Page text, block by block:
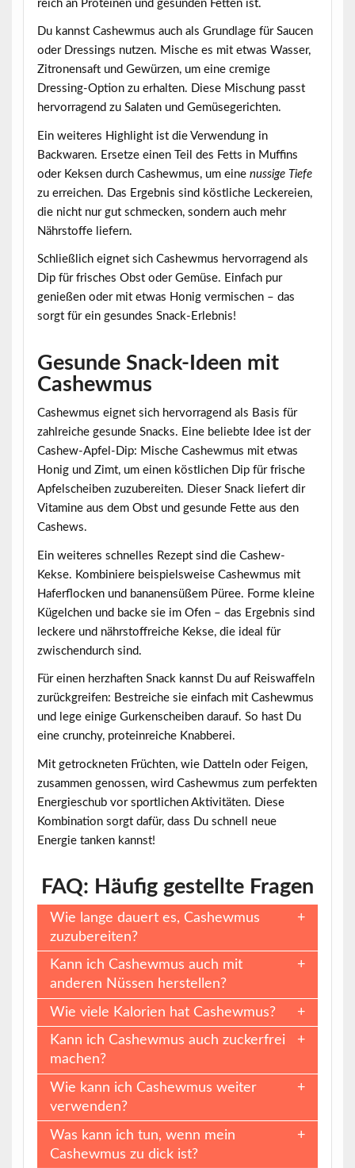
reich an Proteinen und gesunden Fetten ist.
Du kannst Cashewmus auch als Grundlage für Saucen
oder Dressings nutzen. Mische es mit etwas Wasser,
Zitronensaft und Gewürzen, um eine cremige
Dressing-Optionzu erhalten. Diese Mischung passt
hervorragend zu Salaten und Gemüsegerichten.
Ein weiteres Highlight ist die Verwendung in
Backwaren. Ersetze einen Teil des Fetts in Muffins
oder Keksen durch Cashewmus, um eine nussige Tiefe
zu erreichen. Das Ergebnis sind köstliche Leckereien,
die nicht nur gut schmecken, sondern auch mehr
Nährstoffe liefern.
Schließlich eignet sich Cashewmus hervorragend als
Dip für frisches Obst oder Gemüse. Einfach pur
genießen oder mit etwas Honig vermischen – das
sorgt für ein gesundes Snack-Erlebnis!
Gesunde Snack-Ideen mit
Cashewmus
Cashewmus eignet sich hervorragend als Basis für
zahlreiche gesunde Snacks. Eine beliebte Idee ist der
Cashew-Apfel-Dip: Mische Cashewmus mit etwas
Honig und Zimt, um einen köstlichen Dip für frische
Apfelscheiben zuzubereiten. Dieser Snack liefert dir
Vitamine aus dem Obst und gesunde Fette aus den
Cashews.
Ein weiteres schnelles Rezept sind die Cashew-
Kekse. Kombiniere beispielsweise Cashewmus mit
Haferflocken und bananensüßem Püree. Forme kleine
Kügelchen und backe sie im Ofen – das Ergebnis sind
leckere und nährstoffreiche Kekse, die ideal für
zwischendurch sind.
Für einen herzhaften Snack kannst Du auf Reiswaffeln
zurückgreifen: Bestreiche sie einfach mit Cashewmus
und lege einige Gurkenscheiben darauf. So hast Du
eine crunchy, proteinreiche Knabberei.
Mit getrockneten Früchten, wie Datteln oder Feigen,
zusammen genossen, wird Cashewmus zum perfekten
Energieschub vor sportlichen Aktivitäten. Diese
Kombination sorgt dafür, dass Du schnell neue
Energie tanken kannst!
FAQ: Häufig gestellte Fragen
Wie lange dauert es, Cashewmus
zuzubereiten?
Kann ich Cashewmus auch mit
anderen Nüssen herstellen?
Wie viele Kalorien hat Cashewmus?
Kann ich Cashewmus auch zuckerfrei
machen?
Wie kann ich Cashewmus weiter
verwenden?
Was kann ich tun, wenn mein
Cashewmus zu dick ist?